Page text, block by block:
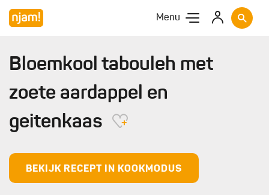
Menu
Bloemkool tabouleh met
zoete aardappel en
geitenkaas
BEKIJK RECEPT IN KOOKMODUS